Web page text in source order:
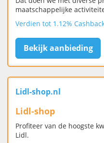
maatschappelijke
Verdien tot 1.12%
Bekijk aanbieding
Lidl-shop.nl
Lidl-shop
Profiteer van de hoogste
Lidl.